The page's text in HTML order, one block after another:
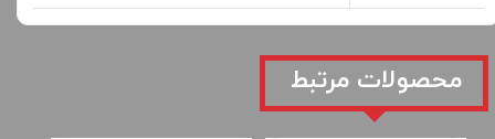
​محصولات مرتبط